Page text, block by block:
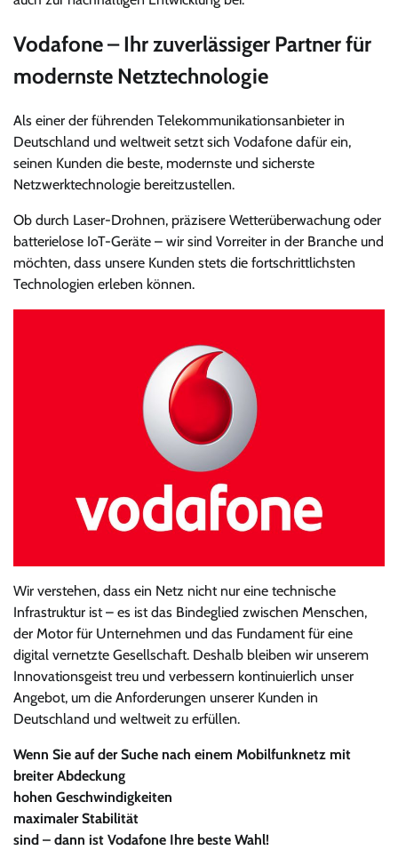
Vodafone – Ihr zuverlässiger Partner für
modernste Netztechnologie
Als einer der führenden Telekommunikationsanbieter in
Deutschland und weltweit setzt sich Vodafone dafür ein,
seinen Kunden die beste, modernste und sicherste
Netzwerktechnologie bereitzustellen.
Ob durch Laser-Drohnen, präzisere Wetterüberwachung oder
batterielose IoT-Geräte – wir sind Vorreiter in der Branche und
möchten, dass unsere Kunden stets die fortschrittlichsten
Technologien erleben können.
Wir verstehen, dass ein Netz nicht nur eine technische
Infrastruktur ist – es ist das Bindeglied zwischen Menschen,
der Motor für Unternehmen und das Fundament für eine
digital vernetzte Gesellschaft. Deshalb bleiben wir unserem
Innovationsgeist treu und verbessern kontinuierlich unser
Angebot, um die Anforderungen unserer Kunden in
Deutschland und weltweit zu erfüllen.
Wenn Sie auf der Suche nach einem Mobilfunknetz mit
breiter Abdeckung
hohen Geschwindigkeiten
maximaler Stabilität
sind – dann ist Vodafone Ihre beste Wahl!